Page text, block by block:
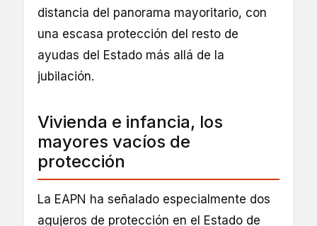
distancia del panorama mayoritario, con
una escasa protección del resto de
ayudas del Estado más allá de la
jubilación.
Vivienda e infancia, los
mayores vacíos de
protección
La EAPN ha señalado especialmente dos
agujeros de protección en el Estado de